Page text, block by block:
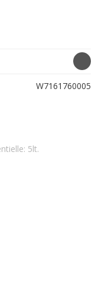
W7161760005
5lt.